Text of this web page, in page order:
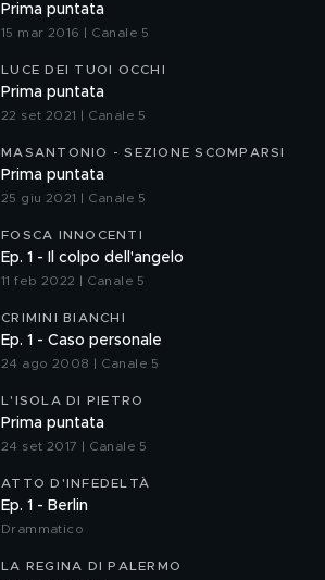
Prima puntata
15 mar 2016 | Canale 5
LUCE DEI TUOI OCCHI
Prima puntata
22 set 2021 | Canale 5
MASANTONIO - SEZIONE SCOMPARSI
Prima puntata
25 giu 2021 | Canale 5
FOSCA INNOCENTI
Ep. 1 - Il colpo dell'angelo
11 feb 2022 | Canale 5
CRIMINI BIANCHI
Ep. 1 - Caso personale
24 ago 2008 | Canale 5
L'ISOLA DI PIETRO
Prima puntata
24 set 2017 | Canale 5
ATTO D'INFEDELTÀ
Ep. 1 - Berlin
Drammatico
LA REGINA DI PALERMO